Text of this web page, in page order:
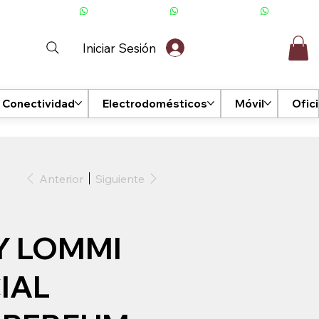
Iniciar Sesión
Conectividad Electrodomésticos Móvil
Anterior Siguiente
LOMMI